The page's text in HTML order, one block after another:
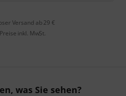
Versand ab 29 €
inkl. MwSt.
was Sie sehen?